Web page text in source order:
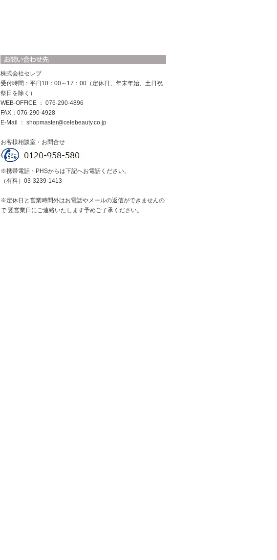
株式会社セレブ
受付時間：平日10：00～17：00（定休日、年末年始、土日祝
祭日を除く）
WEB-OFFICE ： 076-290-4896
FAX：076-290-4928
E-Mail ： shopmaster@celebeauty.co.jp
お客様相談室・お問合せ
※携帯電話・PHSからは下記へお電話ください。
（有料）03-3239-1413
※定休日と営業時間外はお電話やメールの返信ができませんの
で 翌営業日にご連絡いたします予めご了承ください。